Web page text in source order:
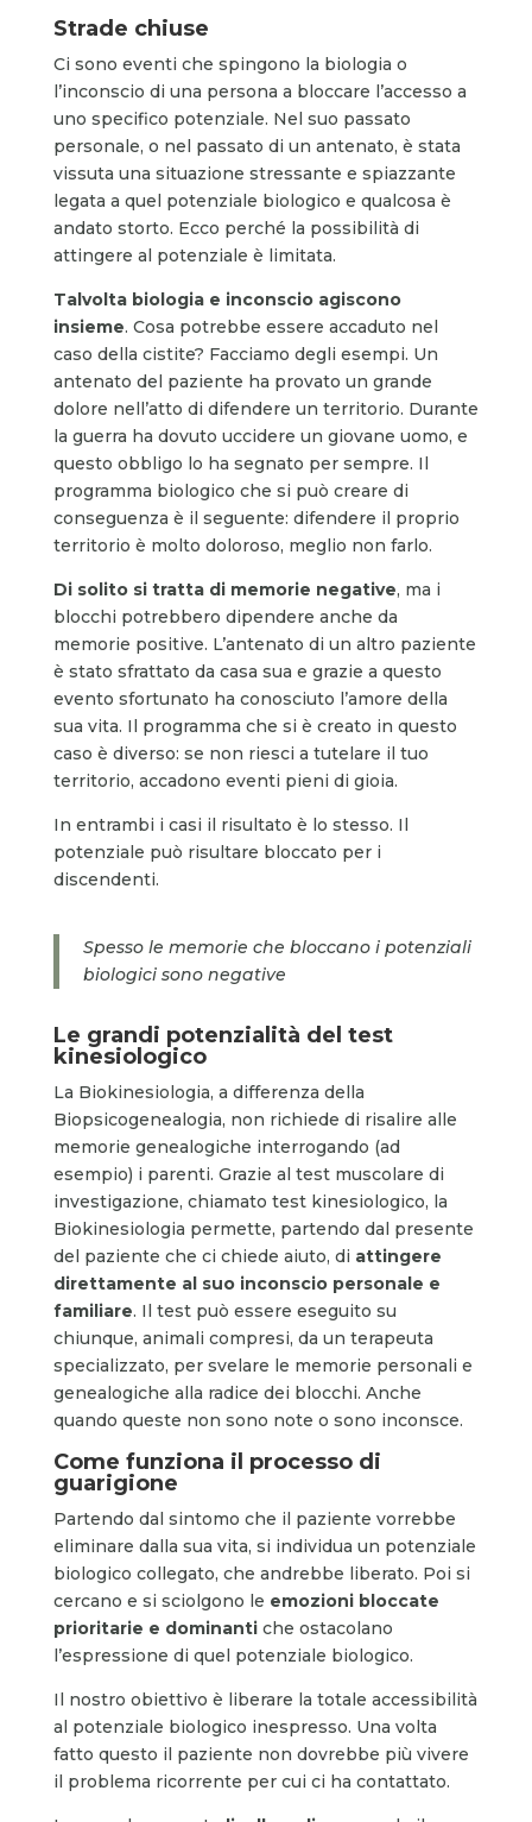
Strade chiuse
Ci sono eventi che spingono la biologia o
l’inconscio di una persona a bloccare l’accesso a
uno specifico potenziale. Nel suo passato
personale, o nel passato di un antenato, è stata
vissuta una situazione stressante e spiazzante
legata a quel potenziale biologico e qualcosa è
andato storto. Ecco perché la possibilità di
attingere al potenziale è limitata.
Talvolta biologia e inconscio agiscono
insieme. Cosa potrebbe essere accaduto nel
caso della cistite? Facciamo degli esempi. Un
antenato del paziente ha provato un grande
dolore nell’atto di difendere un territorio. Durante
la guerra ha dovuto uccidere un giovane uomo, e
questo obbligo lo ha segnato per sempre. Il
programma biologico che si può creare di
conseguenza è il seguente: difendere il proprio
territorio è molto doloroso, meglio non farlo.
Di solito si tratta di memorie negative, ma i
blocchi potrebbero dipendere anche da
memorie positive. L’antenato di un altro paziente
è stato sfrattato da casa sua e grazie a questo
evento sfortunato ha conosciuto l’amore della
sua vita. Il programma che si è creato in questo
caso è diverso: se non riesci a tutelare il tuo
territorio, accadono eventi pieni di gioia.
In entrambi i casi il risultato è lo stesso. Il
potenziale può risultare bloccato per i
discendenti.
Spesso le memorie che bloccano i potenziali
biologici sono negative
Le grandi potenzialità del test
kinesiologico
La Biokinesiologia, a differenza della
Biopsicogenealogia, non richiede di risalire alle
memorie genealogiche interrogando (ad
esempio) i parenti. Grazie al test muscolare di
investigazione, chiamato test kinesiologico, la
Biokinesiologia permette, partendo dal presente
del paziente che ci chiede aiuto, di attingere
direttamente al suo inconscio personale e
familiare. Il test può essere eseguito su
chiunque, animali compresi, da un terapeuta
specializzato, per svelare le memorie personali e
genealogiche alla radice dei blocchi. Anche
quando queste non sono note o sono inconsce.
Come funziona il processo di
guarigione
Partendo dal sintomo che il paziente vorrebbe
eliminare dalla sua vita, si individua un potenziale
biologico collegato, che andrebbe liberato. Poi si
cercano e si sciolgono le emozioni bloccate
prioritarie e dominanti che ostacolano
l’espressione di quel potenziale biologico.
Il nostro obiettivo è liberare la totale accessibilità
al potenziale biologico inespresso. Una volta
fatto questo il paziente non dovrebbe più vivere
il problema ricorrente per cui ci ha contattato.